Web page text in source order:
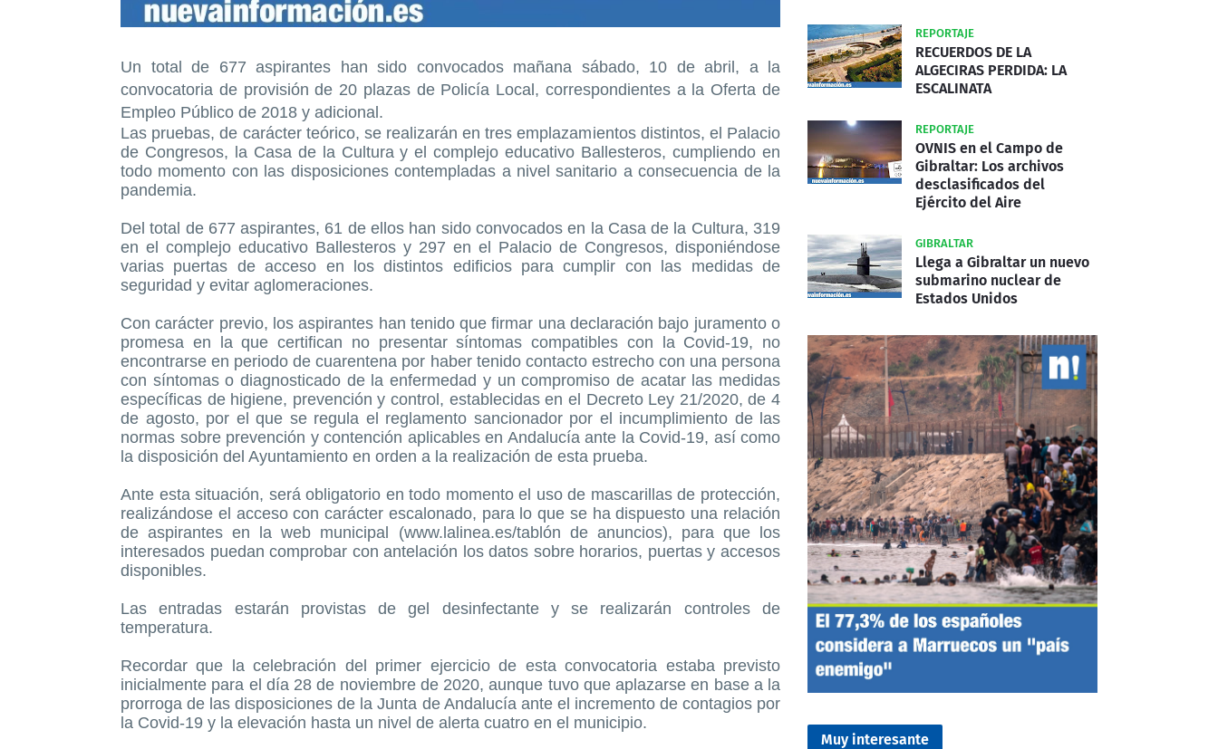
Un total de 677 aspirantes han sido convocados mañana sábado, 10 de abril, a la
convocatoria de provisión de 20 plazas de Policía Local, correspondientes a la Oferta de
Empleo Público de 2018 y adicional.
Las pruebas, de carácter teórico, se realizarán en tres emplazamientos distintos, el Palacio
de Congresos, la Casa de la Cultura y el complejo educativo Ballesteros, cumpliendo en
todo momento con las disposiciones contempladas a nivel sanitario a consecuencia de la
pandemia.
Del total de 677 aspirantes, 61 de ellos han sido convocados en la Casa de la Cultura, 319
en el complejo educativo Ballesteros y 297 en el Palacio de Congresos, disponiéndose
varias puertas de acceso en los distintos edificios para cumplir con las medidas de
seguridad y evitar aglomeraciones.
Con carácter previo, los aspirantes han tenido que firmar una declaración bajo juramento o
promesa en la que certifican no presentar síntomas compatibles con la Covid-19, no
encontrarse en periodo de cuarentena por haber tenido contacto estrecho con una persona
con síntomas o diagnosticado de la enfermedad y un compromiso de acatar las medidas
específicas de higiene, prevención y control, establecidas en el Decreto Ley 21/2020, de 4
de agosto, por el que se regula el reglamento sancionador por el incumplimiento de las
normas sobre prevención y contención aplicables en Andalucía ante la Covid-19, así como
la disposición del Ayuntamiento en orden a la realización de esta prueba.
Ante esta situación, será obligatorio en todo momento el uso de mascarillas de protección,
realizándose el acceso con carácter escalonado, para lo que se ha dispuesto una relación
de aspirantes en la web municipal (www.lalinea.es/tablón de anuncios), para que los
interesados puedan comprobar con antelación los datos sobre horarios, puertas y accesos
disponibles.
Las entradas estarán provistas de gel desinfectante y se realizarán controles de
temperatura.
Recordar que la celebración del primer ejercicio de esta convocatoria estaba previsto
inicialmente para el día 28 de noviembre de 2020, aunque tuvo que aplazarse en base a la
prorroga de las disposiciones de la Junta de Andalucía ante el incremento de contagios por
la Covid-19 y la elevación hasta un nivel de alerta cuatro en el municipio.
REPORTAJE
RECUERDOS DE LA
ALGECIRAS PERDIDA: LA
ESCALINATA
REPORTAJE
OVNIS en el Campo de
Gibraltar: Los archivos
desclasificados del
Ejército del Aire
GIBRALTAR
Llega a Gibraltar un nuevo
submarino nuclear de
Estados Unidos
Muy interesante